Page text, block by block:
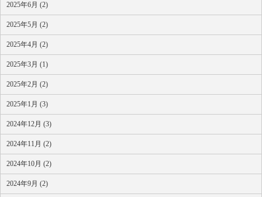
2025年6月 (2)
2025年5月 (2)
2025年4月 (2)
2025年3月 (1)
2025年2月 (2)
2025年1月 (3)
2024年12月 (3)
2024年11月 (2)
2024年10月 (2)
2024年9月 (2)